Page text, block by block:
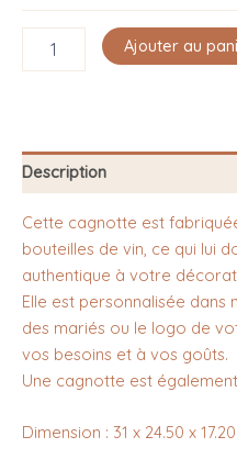
Ajouter au
Description
Cette cagnotte est
bouteilles de vin, ce qui lui
authentique à votre
Elle est personnalisée
des mariés ou le logo de
vos besoins et à vos goûts.
Une cagnotte est
Dimension : 31 x 24.50 x